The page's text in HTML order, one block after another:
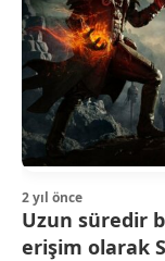
2 yıl önce
Uzun süredir
erişim olarak